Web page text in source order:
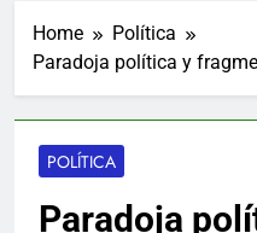
Home
Política
Paradoja política y
POLÍTICA
Paradoja